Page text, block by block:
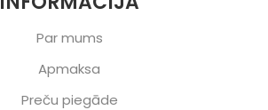
Par mums
Apmaksa
Preču piegāde